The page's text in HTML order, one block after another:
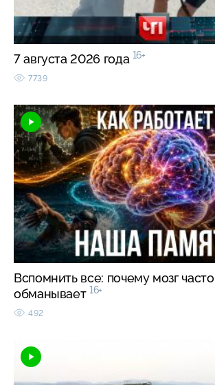
7 августа 2026 года 16+
7739
Вспомнить все: почему мозг
обманывает 16+
492